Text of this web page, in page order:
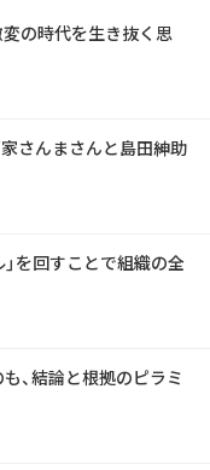
変の時代を生き抜く思
さんまさんと島田紳助
」を回すことで組織の全
、結論と根拠のピラミ